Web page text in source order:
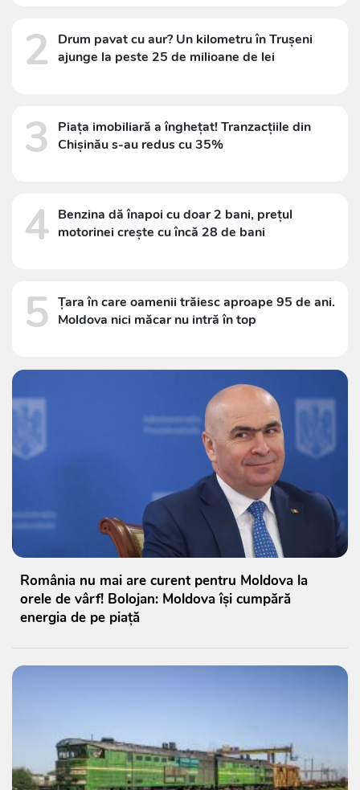
2
Drum pavat cu aur? Un kilometru în Trușeni
ajunge la peste 25 de milioane de lei
3
Piața imobiliară a înghețat! Tranzacțiile din
Chișinău s-au redus cu 35%
4 Benzina dă înapoi cu doar 2 bani, prețul
motorinei crește cu încă 28 de bani
5 Țara în care oamenii trăiesc aproape 95 de ani.
Moldova nici măcar nu intră în top
România nu mai are curent pentru Moldova la
orele de vârf! Bolojan: Moldova își cumpără
energia de pe piață